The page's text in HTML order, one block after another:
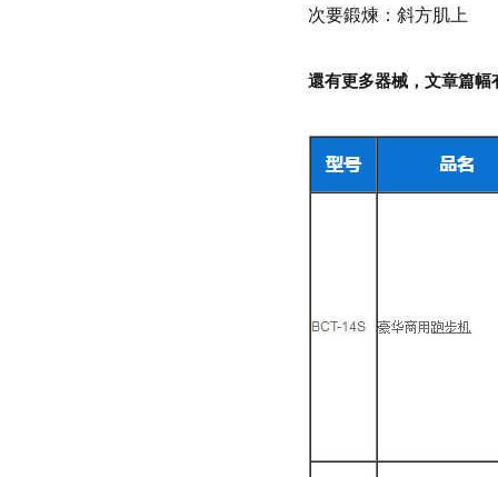
次要鍛煉：斜方肌上
還有更多器械，文章篇